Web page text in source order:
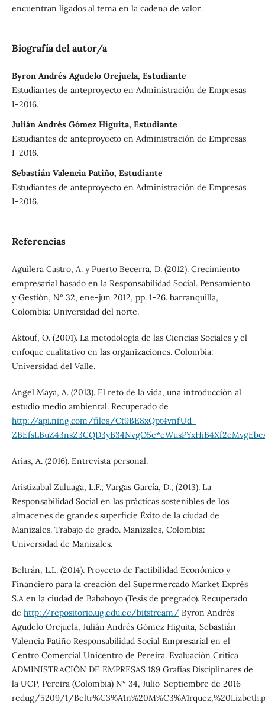
encuentran ligados al tema en la cadena de valor.
Biografía del autor/a
Byron Andrés Agudelo Orejuela, Estudiante
Estudiantes de anteproyecto en Administración de Empresas
I-2016.
Julián Andrés Gómez Higuita, Estudiante
Estudiantes de anteproyecto en Administración de Empresas
I-2016.
Sebastián Valencia Patiño, Estudiante
Estudiantes de anteproyecto en Administración de Empresas
I-2016.
Referencias
Aguilera Castro, A. y Puerto Becerra, D. (2012). Crecimiento
empresarial basado en la Responsabilidad Social. Pensamiento
y Gestión, N° 32, ene-jun 2012, pp. 1-26. barranquilla,
Colombia: Universidad del norte.
Aktouf, O. (2001). La metodología de las Ciencias Sociales y el
enfoque cualitativo en las organizaciones. Colombia:
Universidad del Valle.
Angel Maya, A. (2013). El reto de la vida, una introducción al
estudio medio ambiental. Recuperado de
http://api.ning.com/files/Ct9BE8xQpt4vnfUd-
Arias, A. (2016). Entrevista personal.
Aristizabal Zuluaga, L.F.; Vargas García, D.; (2013). La
Responsabilidad Social en las prácticas sostenibles de los
almacenes de grandes superficie Éxito de la ciudad de
Manizales. Trabajo de grado. Manizales, Colombia:
Universidad de Manizales.
Beltrán, L.L. (2014). Proyecto de Factibilidad Económico y
Financiero para la creación del Supermercado Market Exprés
S.A en la ciudad de Babahoyo (Tesis de pregrado). Recuperado
de http://repositorio.ug.edu.ec/bitstream/Byron Andrés
Agudelo Orejuela, Julián Andrés Gómez Higuita, Sebastián
Valencia Patiño Responsabilidad Social Empresarial en el
Centro Comercial Unicentro de Pereira. Evaluación Crítica
ADMINISTRACIÓN DE EMPRESAS 189 Grafías Disciplinares de
la UCP, Pereira (Colombia) N° 34, Julio-Septiembre de 2016
redug/5209/1/